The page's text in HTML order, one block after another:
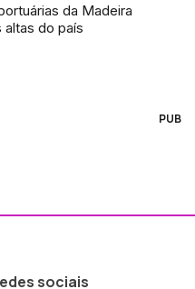
da Madeira
altas do país
PUB
sociais